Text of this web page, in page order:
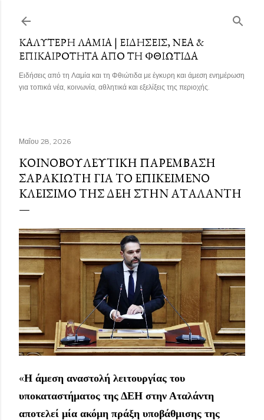
ΚΑΛΎΤΕΡΗ ΛΑΜΊΑ | ΕΙΔΉΣΕΙΣ, ΝΈΑ &
ΕΠΙΚΑΙΡΌΤΗΤΑ ΑΠΌ ΤΗ ΦΘΙΏΤΙΔΑ
Ειδήσεις από τη Λαμία και τη Φθιώτιδα με έγκυρη και άμεση ενημέρωση
για τοπικά νέα, κοινωνία, αθλητικά και εξελίξεις της περιοχής.
Μαΐου 28, 2026
ΚΟΙΝΟΒΟΥΛΕΥΤΙΚΉ ΠΑΡΈΜΒΑΣΗ
ΣΑΡΑΚΙΏΤΗ ΓΙΑ ΤΟ ΕΠΙΚΕΊΜΕΝΟ
ΚΛΕΊΣΙΜΟ ΤΗΣ ΔΕΗ ΣΤΗΝ ΑΤΑΛΆΝΤΗ
«Η άμεση αναστολή λειτουργίας του
υποκαταστήματος της ΔΕΗ στην Αταλάντη
αποτελεί μία ακόμη πράξη υποβάθμισης της